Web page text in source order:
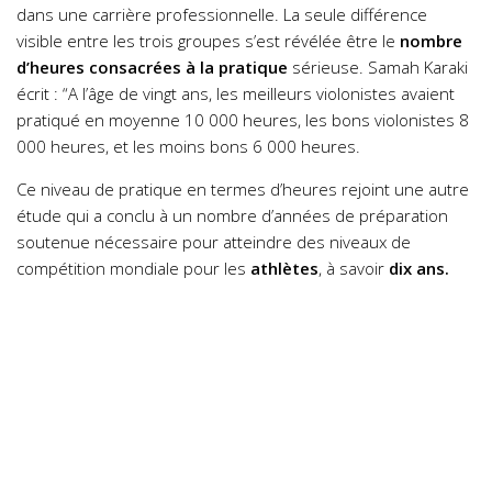
dans une carrière professionnelle. La seule différence
visible entre les trois groupes s’est révélée être le nombre
d’heures consacrées à la pratique sérieuse. Samah Karaki
écrit : “A l’âge de vingt ans, les meilleurs violonistes avaient
pratiqué en moyenne 10 000 heures, les bons violonistes 8
000 heures, et les moins bons 6 000 heures.
Ce niveau de pratique en termes d’heures rejoint une autre
étude qui a conclu à un nombre d’années de préparation
soutenue nécessaire pour atteindre des niveaux de
compétition mondiale pour les athlètes, à savoir dix ans.